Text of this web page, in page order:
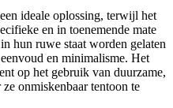
ideale oplossing, terwijl het
en in toenemende mate
hun ruwe staat worden gelaten
en minimalisme. Het
op het gebruik van duurzame,
onmiskenbaar tentoon te